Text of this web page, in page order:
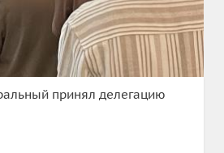
принял делегацию